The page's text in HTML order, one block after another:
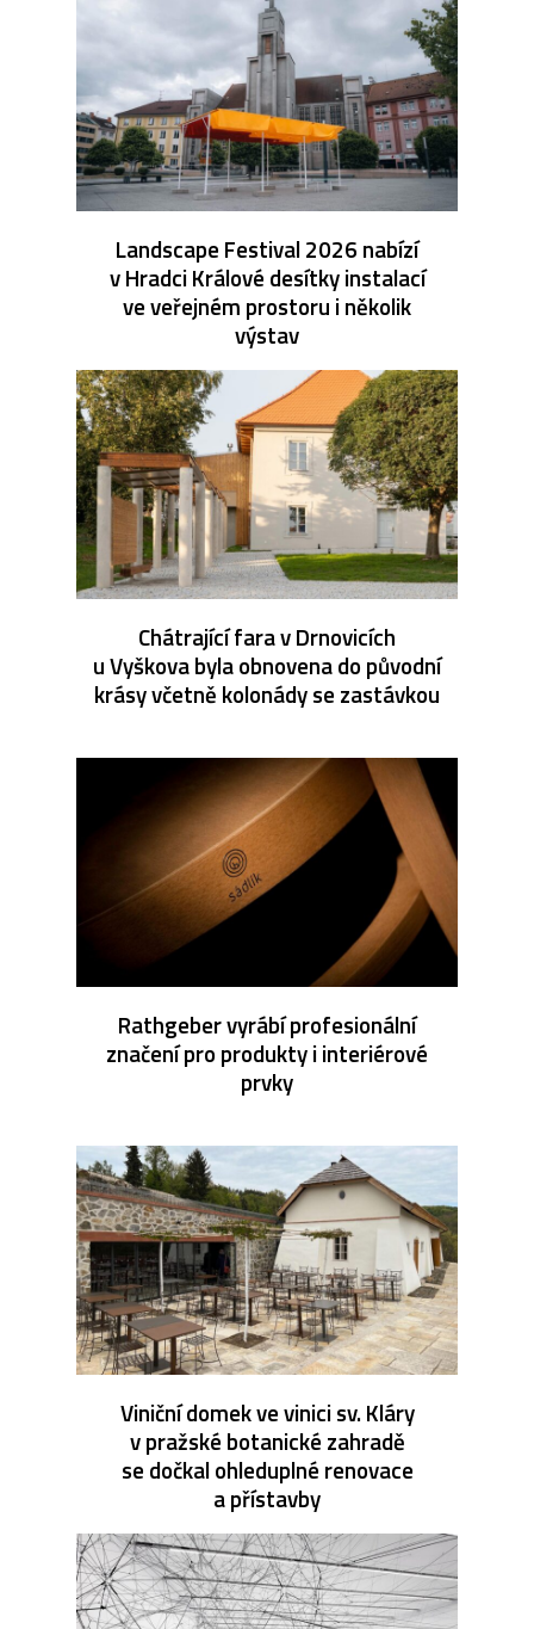
Landscape Festival 2026 nabízí
v Hradci Králové desítky instalací
ve veřejném prostoru i několik
výstav
Chátrající fara v Drnovicích
u Vyškova byla obnovena do původní
krásy včetně kolonády se zastávkou
Rathgeber vyrábí profesionální
značení pro produkty i interiérové
prvky
Viniční domek ve vinici sv. Kláry
v pražské botanické zahradě
se dočkal ohleduplné renovace
a přístavby